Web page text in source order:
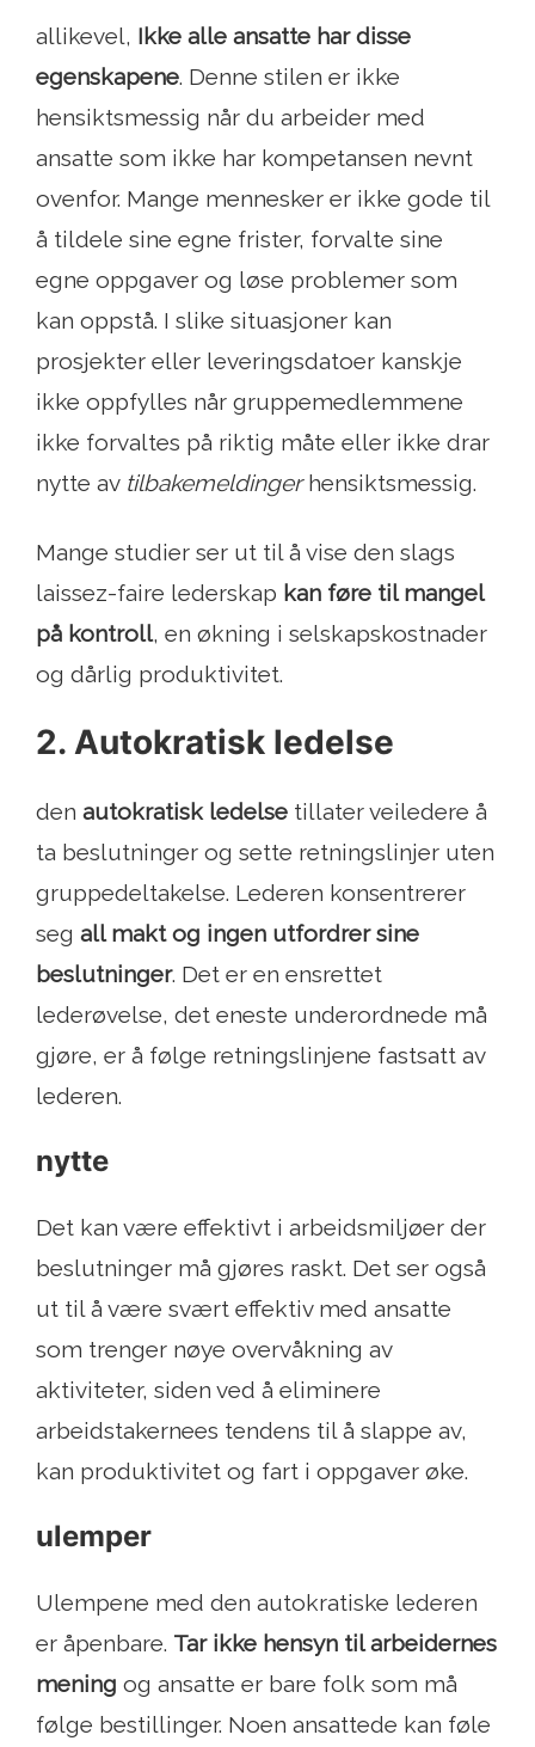
allikevel, Ikke alle ansatte har disse
egenskapene. Denne stilen er ikke
hensiktsmessig når du arbeider med
ansatte som ikke har kompetansen nevnt
ovenfor. Mange mennesker er ikke gode til
å tildele sine egne frister, forvalte sine
egne oppgaver og løse problemer som
kan oppstå. I slike situasjoner kan
prosjekter eller leveringsdatoer kanskje
ikke oppfylles når gruppemedlemmene
ikke forvaltes på riktig måte eller ikke drar
nytte av tilbakemeldingerhensiktsmessig.
Mange studier ser ut til å vise den slags
laissez-faire lederskap kan føre til mangel
på kontroll, en økning i selskapskostnader
og dårlig produktivitet.
2. Autokratisk ledelse
den autokratisk ledelse tillater veiledere å
ta beslutninger og sette retningslinjer uten
gruppedeltakelse. Lederen konsentrerer
seg all makt og ingen utfordrer sine
beslutninger. Det er en ensrettet
lederøvelse, det eneste underordnede må
gjøre, er å følge retningslinjene fastsatt av
lederen.
nytte
Det kan være effektivt i arbeidsmiljøer der
beslutninger må gjøres raskt. Det ser også
ut til å være svært effektiv med ansatte
som trenger nøye overvåkning av
aktiviteter, siden ved å eliminere
arbeidstakernees tendens til å slappe av,
kan produktivitet og fart i oppgaver øke.
ulemper
Ulempene med den autokratiske lederen
er åpenbare. Tar ikke hensyn til arbeidernes
mening og ansatte er bare folk som må
følge bestillinger. Noen ansattede kan føle